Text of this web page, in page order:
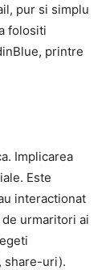
pur si simplu
folositi
printre
Implicarea
Este
interactionat
urmaritori ai
share-uri).